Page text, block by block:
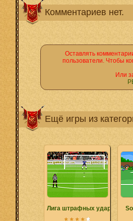
Комментариев нет.
Оставлять
пользователи. Чтобы
Или
Ещё игры из
Лига штрафных ударов